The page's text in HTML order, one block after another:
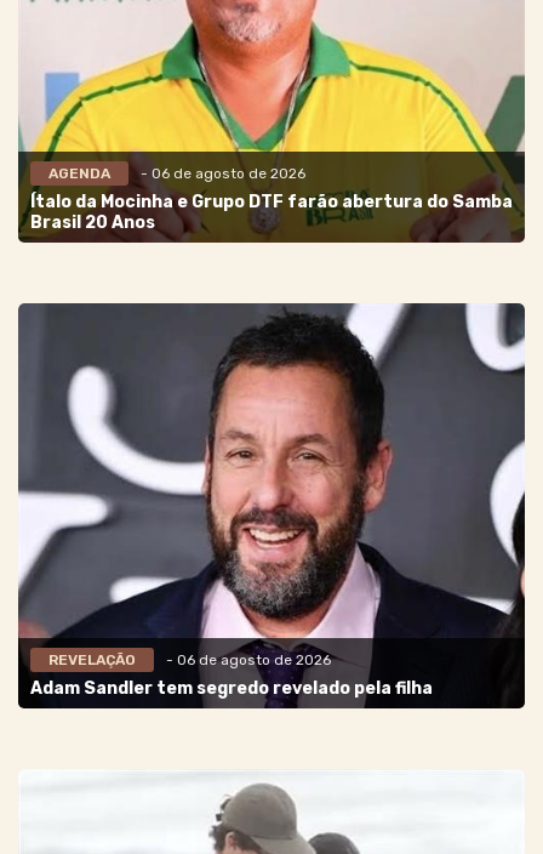
AGENDA - 06 de agosto de 2026
Ítalo da Mocinha e Grupo DTF farão abertura do Samba
Brasil 20 Anos
REVELAÇÃO - 06 de agosto de 2026
Adam Sandler tem segredo revelado pela filha